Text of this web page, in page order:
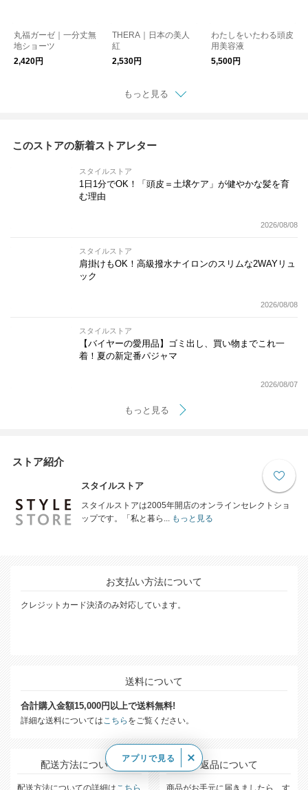
丸福ガーゼ｜一分丈無
地ショーツ
2,420円
THERA｜日本の美人
紅
2,530円
わたしをいたわる頭皮
用美容液
5,500円
もっと見る
このストアの新着ストアレター
スタイルストア
1日1分でOK！「頭皮＝土壌ケア」が健やかな髪を育
む理由
2026/08/08
スタイルストア
肩掛けもOK！高級撥水ナイロンのスリムな2WAYリュ
ック
2026/08/08
スタイルストア
【バイヤーの愛用品】ゴミ出し、買い物までこれ一
着！夏の新定番パジャマ
2026/08/07
もっと見る
ストア紹介
スタイルストア
スタイルストアは2005年開店のオンラインセレクトショ
ップです。「私と暮ら...もっと見る
お支払い方法について
クレジットカード決済のみ対応しています。
送料について
合計購入金額15,000円以上で送料無料!
詳細な送料については こちら をご覧ください。
配送方法について
配送方法についての詳細は こちら
返品について
商品がお手元に届きましたら、す
アプリで見る